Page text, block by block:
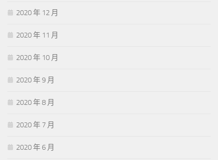
2020 年 12 月
2020 年 11 月
2020 年 10 月
2020 年 9 月
2020 年 8 月
2020 年 7 月
2020 年 6 月